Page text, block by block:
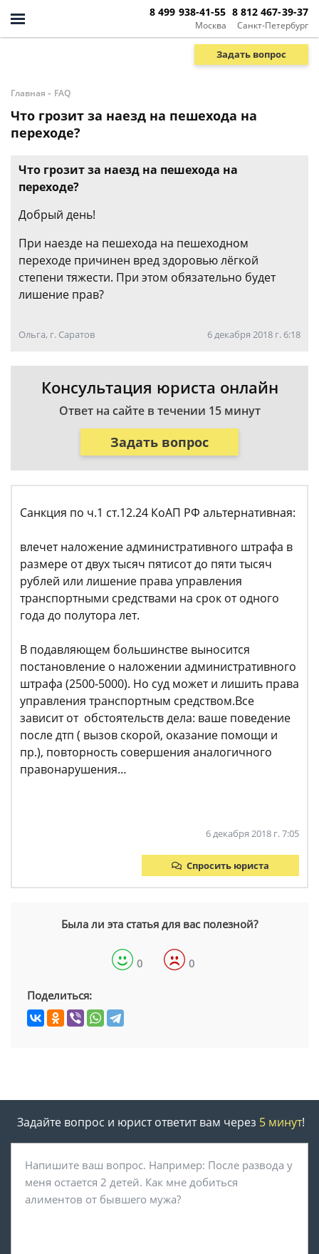
Москва
8 499 938-41-55
Санкт-Петербург
8 812 467-39-37
Задать вопрос
Главная - FAQ
Что грозит за наезд на пешехода на
переходе?
Что грозит за наезд на пешехода на
переходе?
Добрый день!
При наезде на пешехода на пешеходном
переходе причинен вред здоровью лёгкой
степени тяжести. При этом обязательно будет
лишение прав?
Ольга, г. Саратов 6 декабря 2018 г. 6:18
Консультация юриста онлайн
Ответ на сайте в течении 15 минут
Задать вопрос
Санкция по ч.1 ст.12.24 КоАП РФ альтернативная:
влечет наложение административного штрафа в
размере от двух тысяч пятисот до пяти тысяч
рублей или лишение права управления
транспортными средствами на срок от одного
года до полутора лет.
В подавляющем большинстве выносится
постановление о наложении административного
штрафа (2500-5000). Но суд может и лишить права
управления транспортным средством.Все
зависит от обстоятельств дела: ваше поведение
после дтп ( вызов скорой, оказание помощи и
пр.), повторность совершения аналогичного
правонарушения…
6 декабря 2018 г. 7:05
Спросить юриста
Была ли эта статья для вас полезной?
0 0
Поделиться:
Задайте вопрос и юрист ответит вам через 5 минут!